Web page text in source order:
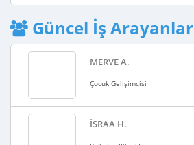
Güncel İş Arayanlar
MERVE A.
Çocuk Gelişimcisi
İSRAA H.